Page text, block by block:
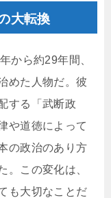
大転換
から約29年間、
めた人物だ。彼
する「武断政
や道徳によって
の政治のあり方
。この変化は、
も大切なことだ